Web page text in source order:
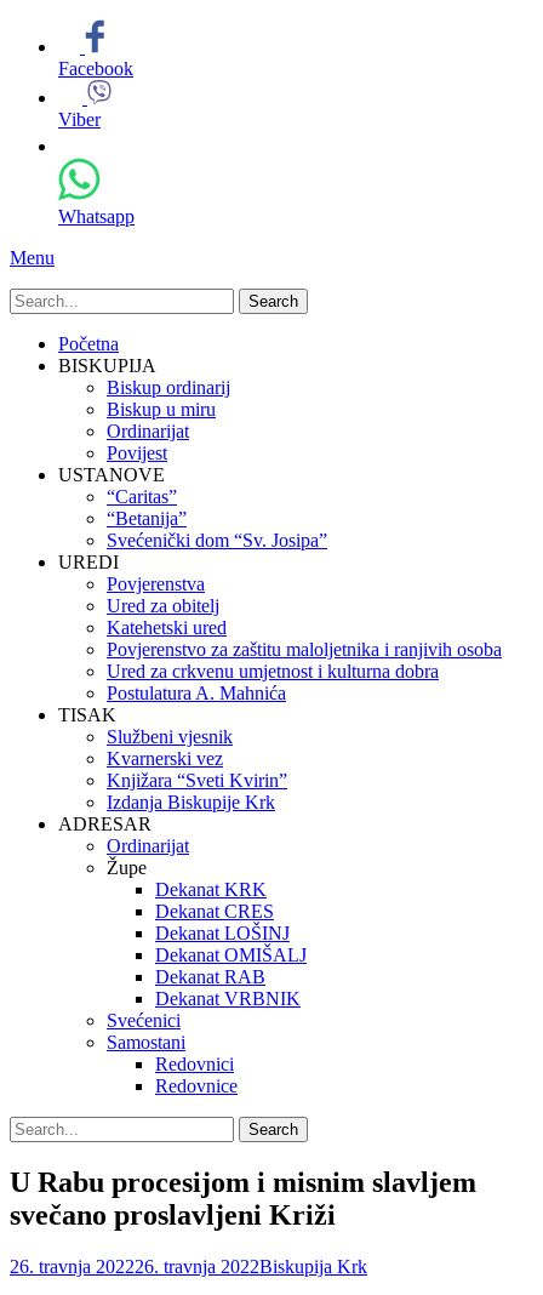
Facebook
Viber
Whatsapp
Menu
Search
for:
Primary
Menu
Skip
Početna
BISKUPIJA
Biskup ordinarij
Biskup u miru
Ordinarijat
Povijest
USTANOVE
“Caritas”
“Betanija”
Svećenički dom “Sv. Josipa”
UREDI
Povjerenstva
Ured za obitelj
Katehetski ured
Povjerenstvo za zaštitu maloljetnika i ranjivih osoba
Ured za crkvenu umjetnost i kulturna dobra
Postulatura A. Mahnića
TISAK
Službeni vjesnik
Kvarnerski vez
Knjižara “Sveti Kvirin”
Izdanja Biskupije Krk
ADRESAR
Ordinarijat
Župe
Dekanat KRK
Dekanat CRES
Dekanat LOŠINJ
Dekanat OMIŠALJ
Dekanat RAB
Dekanat VRBNIK
Svećenici
Samostani
Redovnici
Redovnice
Search
Search
for:
U Rabu procesijom i misnim slavljem
svečano proslavljeni Križi
Posted
26. travnja 202226. travnja 2022Author
Biskupija Krk